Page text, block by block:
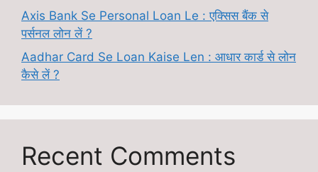
Axis Bank Se Personal Loan Le : एक्सिस बैंक से
पर्सनल लोन लें ?
Aadhar Card Se Loan Kaise Len : आधार कार्ड से लोन
कैसे लें ?
Recent Comments